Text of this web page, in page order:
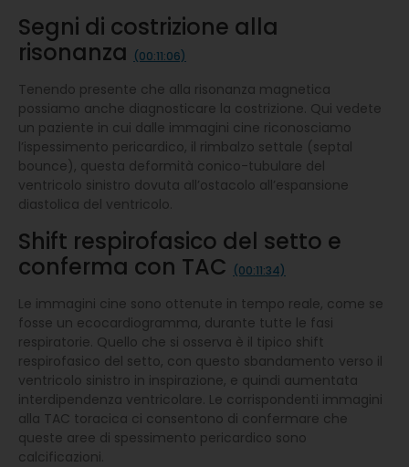
Segni di costrizione alla
risonanza (00:11:06)
Tenendo presente che alla risonanza magnetica
possiamo anche diagnosticare la costrizione. Qui vedete
un paziente in cui dalle immagini cine riconosciamo
l’ispessimento pericardico, il rimbalzo settale (septal
bounce), questa deformità conico-tubulare del
ventricolo sinistro dovuta all’ostacolo all’espansione
diastolica del ventricolo.
Shift respirofasico del setto e
conferma con TAC (00:11:34)
Le immagini cine sono ottenute in tempo reale, come se
fosse un ecocardiogramma, durante tutte le fasi
respiratorie. Quello che si osserva è il tipico shift
respirofasico del setto, con questo sbandamento verso il
ventricolo sinistro in inspirazione, e quindi aumentata
interdipendenza ventricolare. Le corrispondenti immagini
alla TAC toracica ci consentono di confermare che
queste aree di spessimento pericardico sono
calcificazioni.